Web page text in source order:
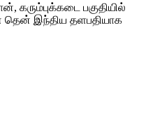
பகுதியில்
தென் இந்திய தளபதியாக